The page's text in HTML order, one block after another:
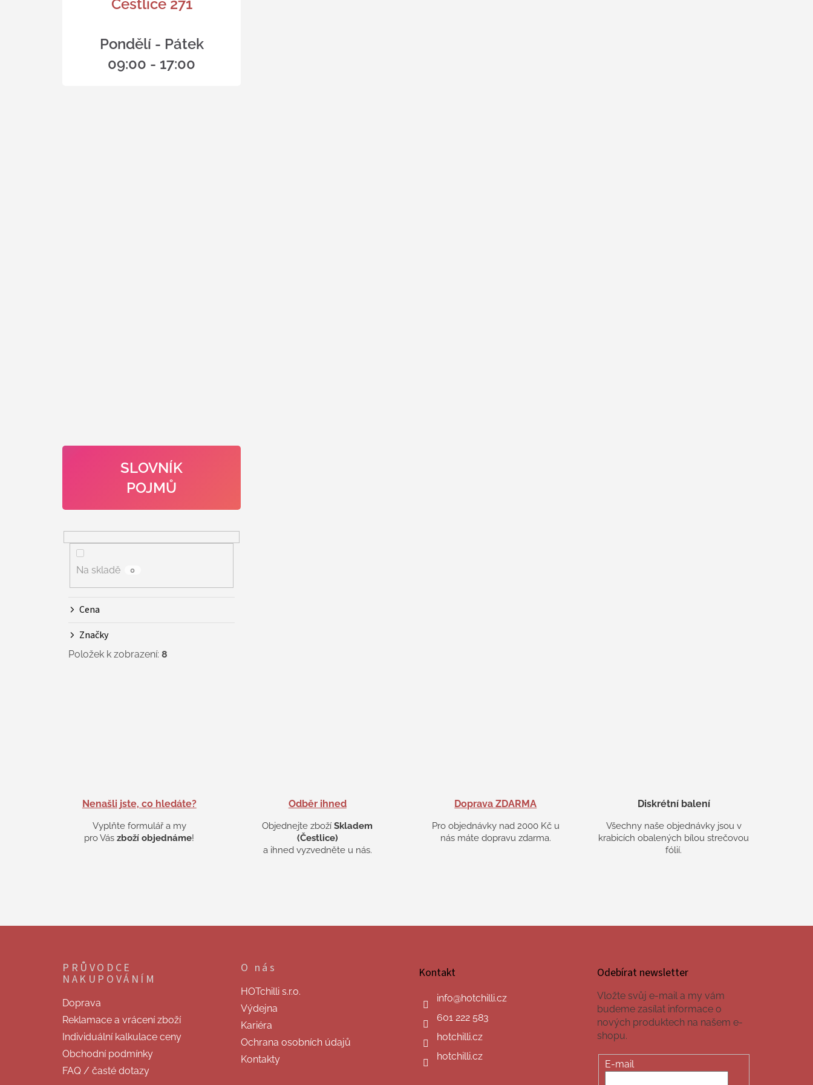
Čestlice 271
Pondělí - Pátek
09:00 - 17:00
SLOVNÍK
POJMŮ
Na skladě 0
Cena
Značky
Položek k zobrazení: 8
Nenašli jste, co hledáte?
Vyplňte formulář a my
pro Vászboží objednáme!
Odběr ihned
Objednejte zbožíSkladem
(Čestlice)
a ihned vyzvedněte u nás.
Doprava ZDARMA
Pro objednávky nad 2000 Kč u
nás máte dopravu zdarma.
Diskrétní balení
Všechny naše objednávky jsou v
krabicích obalených bílou strečovou
fólií.
Z
PRŮVODCE
NAKUPOVÁNÍM
Doprava
Reklamace a vrácení zboží
Individuální kalkulace ceny
Obchodní podmínky
FAQ / časté dotazy
O nás
HOTchilli s.r.o.
Výdejna
Kariéra
Ochrana osobních údajů
Kontakty
Kontakt
info@hotchilli.cz
601 222 583
hotchilli.cz
hotchilli.cz
Odebírat newsletter
Vložte svůj e-mail a my vám
budeme zasílat informace o
nových produktech na našem e-
shopu.
E-mail